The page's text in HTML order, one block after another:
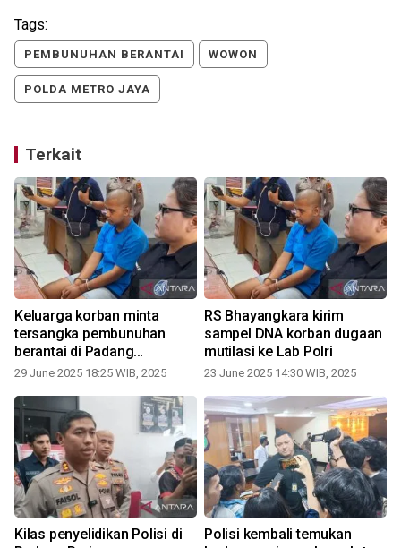
Tags:
PEMBUNUHAN BERANTAI WOWON
POLDA METRO JAYA
Terkait
Keluarga korban minta
tersangka pembunuhan
berantai di Padang
Pariaman dihukum terberat
29 June 2025 18:25 WIB, 2025
RS Bhayangkara kirim
sampel DNA korban dugaan
mutilasi ke Lab Polri
23 June 2025 14:30 WIB, 2025
Kilas penyelidikan Polisi di
Polisi kembali temukan